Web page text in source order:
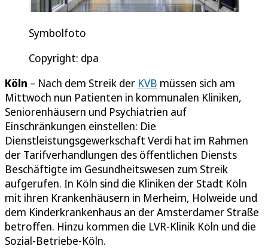
Symbolfoto
Copyright: dpa
Köln – Nach dem Streik der KVB müssen sich am
Mittwoch nun Patienten in kommunalen Kliniken,
Seniorenhäusern und Psychiatrien auf
Einschränkungen einstellen: Die
Dienstleistungsgewerkschaft Verdi hat im Rahmen
der Tarifverhandlungen des öffentlichen Diensts
Beschäftigte im Gesundheitswesen zum Streik
aufgerufen. In Köln sind die Kliniken der Stadt Köln
mit ihren Krankenhäusern in Merheim, Holweide und
dem Kinderkrankenhaus an der Amsterdamer Straße
betroffen. Hinzu kommen die LVR-Klinik Köln und die
Sozial-Betriebe-Köln.